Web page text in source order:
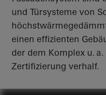
und Türsysteme von
einen effizienten
der dem Komplex u. a.
Zertifizierung verhalf.